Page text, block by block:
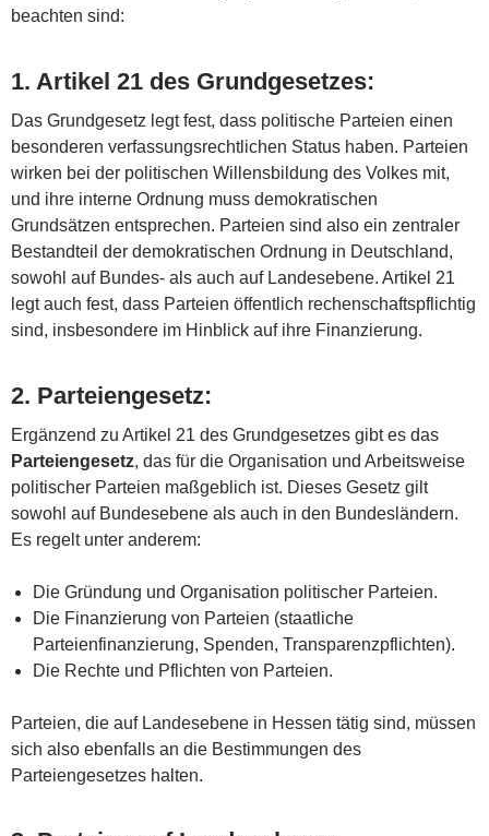
beachten sind:
1. Artikel 21 des Grundgesetzes:
Das Grundgesetz legt fest, dass politische Parteien einen
besonderen verfassungsrechtlichen Status haben. Parteien
wirken bei der politischen Willensbildung des Volkes mit,
und ihre interne Ordnung muss demokratischen
Grundsätzen entsprechen. Parteien sind also ein zentraler
Bestandteil der demokratischen Ordnung in Deutschland,
sowohl auf Bundes- als auch auf Landesebene. Artikel 21
legt auch fest, dass Parteien öffentlich rechenschaftspflichtig
sind, insbesondere im Hinblick auf ihre Finanzierung.
2. Parteiengesetz:
Ergänzend zu Artikel 21 des Grundgesetzes gibt es das
Parteiengesetz, das für die Organisation und Arbeitsweise
politischer Parteien maßgeblich ist. Dieses Gesetz gilt
sowohl auf Bundesebene als auch in den Bundesländern.
Es regelt unter anderem:
Die Gründung und Organisation politischer Parteien.
Die Finanzierung von Parteien (staatliche
Parteienfinanzierung, Spenden, Transparenzpflichten).
Die Rechte und Pflichten von Parteien.
Parteien, die auf Landesebene in Hessen tätig sind, müssen
sich also ebenfalls an die Bestimmungen des
Parteiengesetzes halten.